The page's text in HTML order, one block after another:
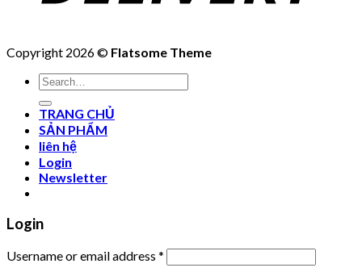
Copyright 2026 © Flatsome Theme
Search
for:
TRANG CHỦ
SẢN PHẨM
liên hệ
Login
Newsletter
Login
Username or email address *